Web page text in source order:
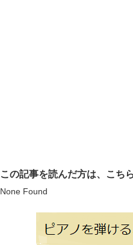
この記事を読んだ方は、こち
None Found